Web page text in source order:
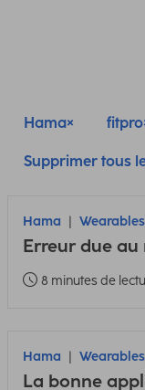
Hama fitpro
Supprimer tous
Hama Wearables
Erreur due au
8 minutes de
Hama Wearables
La bonne